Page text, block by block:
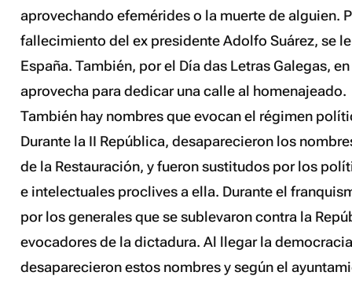
aprovechando efemérides o la muerte de alguien.
fallecimiento del ex presidente Adolfo Suárez, se
España. También, por el Día das Letras Galegas,
aprovecha para dedicar una calle al homenajeado.
También hay nombres que evocan el régimen
Durante la II República, desaparecieron los
de la Restauración, y fueron sustitudos por los
e intelectuales proclives a ella. Durante el
por los generales que se sublevaron contra la
evocadores de la dictadura. Al llegar la
desaparecieron estos nombres y según el